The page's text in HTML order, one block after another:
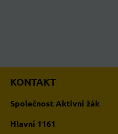
KONTAKT
Společnost Aktivní žák
Hlavní 1161